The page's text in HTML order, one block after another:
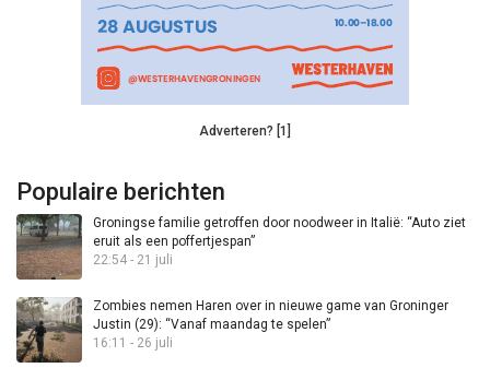
Adverteren? [1]
Populaire berichten
Groningse familie getroffen door noodweer in Italië: “Auto ziet
eruit als een poffertjespan”
22:54 - 21 juli
Zombies nemen Haren over in nieuwe game van Groninger
Justin (29): “Vanaf maandag te spelen”
16:11 - 26 juli